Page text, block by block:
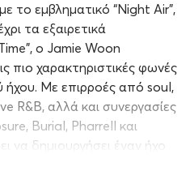
το εμβληματικό “Night Air”,
τα εξαιρετικά
ο Jamie Woon
πιο χαρακτηριστικές φωνές
ήχου. Με επιρροές από soul,
R&B, αλλά και συνεργασίες
Burial, Pharrell και
να δημιουργήσει έναν ήχο